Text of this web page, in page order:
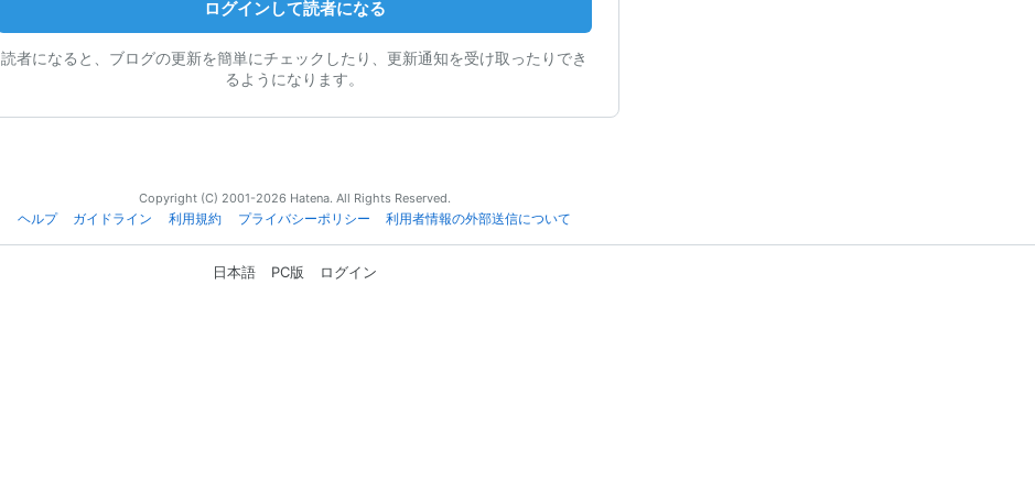
ログインして読者になる
読者になると、ブログの更新を簡単にチェックしたり、更新通知を受け取ったりでき
るようになります。
Copyright (C) 2001-2026 Hatena. All Rights Reserved.
ヘルプ
ガイドライン 利用規約 プライバシーポリシー 利用者情報の外部送信について
日本語 PC版 ログイン